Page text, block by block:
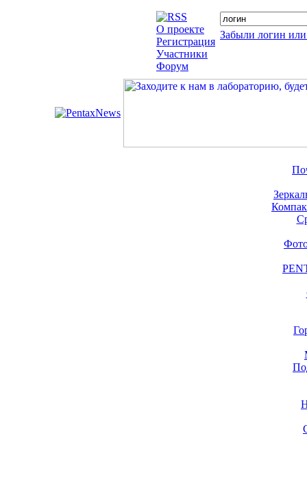
О проекте
Регистрация
Участники
Форум
Забыли логин или